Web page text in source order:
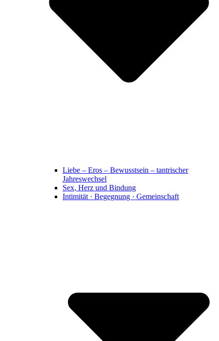
Liebe – Eros – Bewusstsein – tantrischer
Jahreswechsel
Sex, Herz und Bindung
Intimität · Begegnung · Gemeinschaft